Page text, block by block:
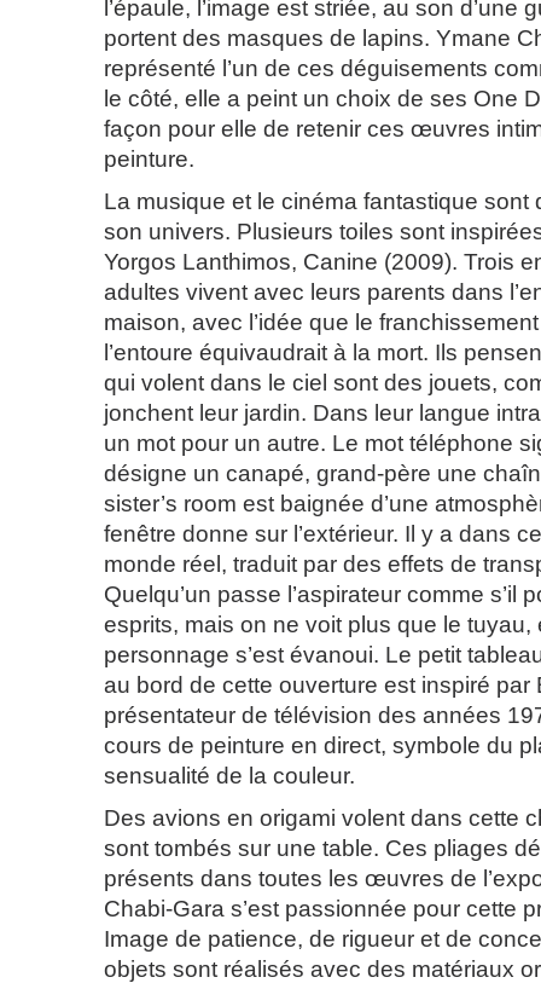
l’épaule, l’image est striée, au son d’une
portent des masques de lapins. Ymane
représenté l’un de ces déguisements
le côté, elle a peint un choix de ses One
façon pour elle de retenir ces œuvres
peinture.
La musique et le cinéma fantastique sont
son univers. Plusieurs toiles sont
Yorgos Lanthimos, Canine (2009). Trois
adultes vivent avec leurs parents dans
maison, avec l’idée que le
l’entoure équivaudrait à la mort. Ils
qui volent dans le ciel sont des jouets,
jonchent leur jardin. Dans leur langue
un mot pour un autre. Le mot téléphone
désigne un canapé, grand-père une
sister’s room est baignée d’une
fenêtre donne sur l’extérieur. Il y a dans
monde réel, traduit par des effets de
Quelqu’un passe l’aspirateur comme s’il
esprits, mais on ne voit plus que le tuyau,
personnage s’est évanoui. Le petit
au bord de cette ouverture est inspiré par
présentateur de télévision des années
cours de peinture en direct, symbole du
sensualité de la couleur.
Des avions en origami volent dans cette
sont tombés sur une table. Ces pliages
présents dans toutes les œuvres de
Chabi-Gara s’est passionnée pour cette
Image de patience, de rigueur et de
objets sont réalisés avec des matériaux